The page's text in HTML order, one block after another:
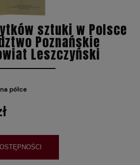
sztuki w Polsce
Poznańskie
Leszczyński
półce